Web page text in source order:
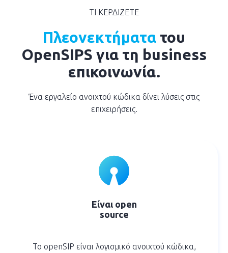
ΤΙ ΚΕΡΔΙΖΕΤΕ
Πλεονεκτήματα του
OpenSIPS για τη business
επικοινωνία.
Ένα εργαλείο ανοιχτού κώδικα δίνει λύσεις στις
επιχειρήσεις.
Είναι open
source
Το openSIP είναι λογισμικό ανοιχτού κώδικα,